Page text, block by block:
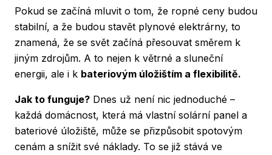
Pokud se začíná mluvit o tom, že ropné ceny budou
stabilní, a že budou stavět plynové elektrárny, to
znamená, že se svět začíná přesouvat směrem k
jiným zdrojům. A to nejen k větrné a sluneční
energii, ale i k bateriovým úložištím a flexibilitě.
Jak to funguje? Dnes už není nic jednoduché –
každá domácnost, která má vlastní solární panel a
bateriové úložiště, může se přizpůsobit spotovým
cenám a snížit své náklady. To se již stává ve